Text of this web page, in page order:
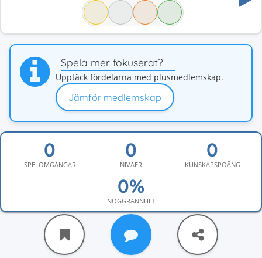
Spela mer fokuserat?
Upptäck fördelarna med plusmedlemskap.
Jämför medlemskap
SPELOMGÅNGAR NIVÅER KUNSKAPSPOÄNG
NOGGRANNHET